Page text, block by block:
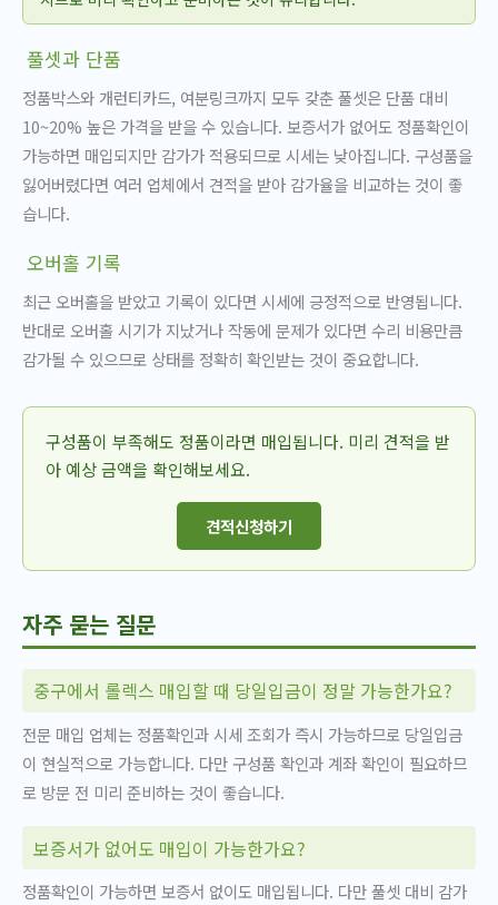
풀셋과 단품
정품박스와 개런티카드, 여분링크까지 모두 갖춘 풀셋은 단품 대비
10~20% 높은 가격을 받을 수 있습니다. 보증서가 없어도 정품확인이
가능하면 매입되지만 감가가 적용되므로 시세는 낮아집니다. 구성품을
잃어버렸다면 여러 업체에서 견적을 받아 감가율을 비교하는 것이 좋
습니다.
오버홀 기록
최근 오버홀을 받았고 기록이 있다면 시세에 긍정적으로 반영됩니다.
반대로 오버홀 시기가 지났거나 작동에 문제가 있다면 수리 비용만큼
감가될 수 있으므로 상태를 정확히 확인받는 것이 중요합니다.
구성품이 부족해도 정품이라면 매입됩니다. 미리 견적을 받
아 예상 금액을 확인해보세요.
견적신청하기
자주 묻는 질문
중구에서 롤렉스 매입할 때 당일입금이 정말 가능한가요?
전문 매입 업체는 정품확인과 시세 조회가 즉시 가능하므로 당일입금
이 현실적으로 가능합니다. 다만 구성품 확인과 계좌 확인이 필요하므
로 방문 전 미리 준비하는 것이 좋습니다.
보증서가 없어도 매입이 가능한가요?
정품확인이 가능하면 보증서 없이도 매입됩니다. 다만 풀셋 대비 감가